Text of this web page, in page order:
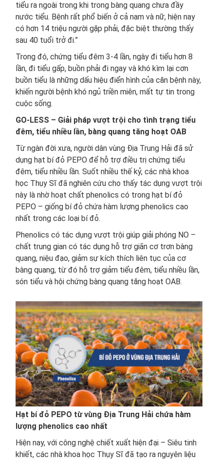
tiểu ra ngoài trong khi trong bàng quang chưa đầy
nước tiểu. Bệnh rất phổ biến ở cả nam và nữ, hiện nay
có hơn 14 triệu người gặp phải, đặc biệt thường thấy
sau 40 tuổi trở đi.”
Trong đó, chứng tiểu đêm 3-4 lần, ngày đi tiểu hơn 8
lần, đi tiểu gấp, buồn phải đi ngay và khó kìm lại cơn
buồn tiểu là những dấu hiệu điển hình của căn bệnh này,
khiến người bệnh khó ngủ triền miên, mất tự tin trong
cuộc sống.
GO-LESS – Giải pháp vượt trội cho tình trạng tiểu
đêm, tiểu nhiều lần, bàng quang tăng hoạt OAB
Từ ngàn đời xưa, người dân vùng Địa Trung Hải đã sử
dụng hạt bí đỏ PEPO để hỗ trợ điều trị chứng tiểu
đêm, tiểu nhiều lần. Suốt nhiều thế kỷ, các nhà khoa
học Thụy Sĩ đã nghiên cứu cho thấy tác dụng vượt trội
này là nhờ hoạt chất phenolics có trong hạt bí đỏ
PEPO – giống bí đỏ chứa hàm lượng phenolics cao
nhất trong các loại bí đỏ.
Phenolics có tác dụng vượt trội giúp giải phóng NO –
chất trung gian có tác dụng hỗ trợ giãn cơ trơn bàng
quang, niệu đạo, giảm sự kích thích liên tục của cơ
bàng quang, từ đó hỗ trợ giảm tiểu đêm, tiểu nhiều lần,
són tiểu và hội chứng bàng quang tăng hoạt OAB.
Hạt bí đỏ PEPO từ vùng Địa Trung Hải chứa hàm
lượng phenolics cao nhất
Hiện nay, với công nghệ chiết xuất hiện đại – Siêu tinh
khiết, các nhà khoa học Thụy Sĩ đã tạo ra nguyên liệu